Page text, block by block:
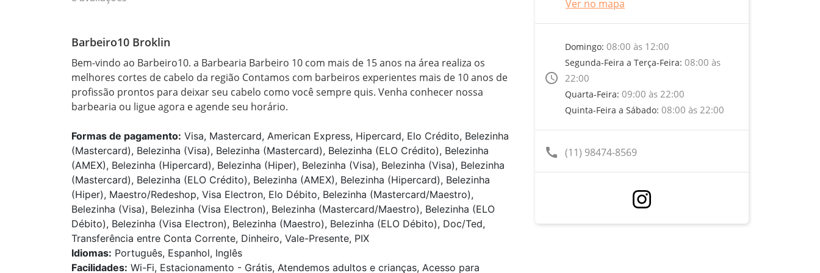
Barbeiro10 Broklin
Bem-vindo ao Barbeiro10. a Barbearia Barbeiro 10 com mais de 15 anos na área realiza os
melhores cortes de cabelo da região Contamos com barbeiros experientes mais de 10 anos de
profissão prontos para deixar seu cabelo como você sempre quis. Venha conhecer nossa
barbearia ou ligue agora e agende seu horário.
Formas de pagamento: Visa, Mastercard, American Express, Hipercard, Elo Crédito, Belezinha
(Mastercard), Belezinha (Visa), Belezinha (Mastercard), Belezinha (ELO Crédito), Belezinha
(AMEX), Belezinha (Hipercard), Belezinha (Hiper), Belezinha (Visa), Belezinha (Visa), Belezinha
(Mastercard), Belezinha (ELO Crédito), Belezinha (AMEX), Belezinha (Hipercard), Belezinha
(Hiper), Maestro/Redeshop, Visa Electron, Elo Débito, Belezinha (Mastercard/Maestro),
Belezinha (Visa), Belezinha (Visa Electron), Belezinha (Mastercard/Maestro), Belezinha (ELO
Débito), Belezinha (Visa Electron), Belezinha (Maestro), Belezinha (ELO Débito), Doc/Ted,
Transferência entre Conta Corrente, Dinheiro, Vale-Presente, PIX
Idiomas: Português, Espanhol, Inglês
Facilidades: Wi-Fi, Estacionamento - Grátis, Atendemos adultos e crianças, Acesso para
Ver no mapa
access_time
Domingo: 08:00 às 12:00
Segunda-Feira a Terça-Feira: 08:00 às
22:00
Quarta-Feira: 09:00 às 22:00
Quinta-Feira a Sábado: 08:00 às 22:00
call (11) 98474-8569